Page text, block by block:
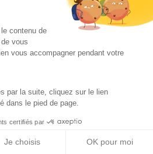
contenu de
vous
vous accompagner pendant votre
par la suite, cliquez sur le lien
dans le pied de page.
certifiés par
Je choisis OK pour moi